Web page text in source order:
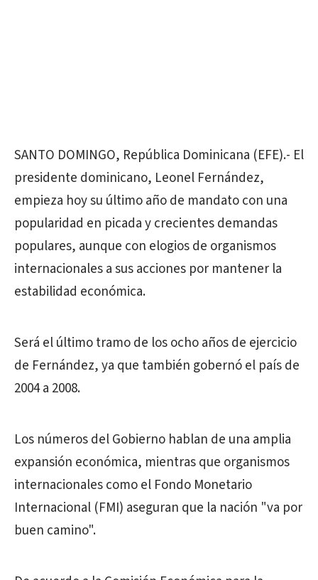
SANTO DOMINGO, República Dominicana (EFE).- El
presidente dominicano, Leonel Fernández,
empieza hoy su último año de mandato con una
popularidad en picada y crecientes demandas
populares, aunque con elogios de organismos
internacionales a sus acciones por mantener la
estabilidad económica.
Será el último tramo de los ocho años de ejercicio
de Fernández, ya que también gobernó el país de
2004 a 2008.
Los números del Gobierno hablan de una amplia
expansión económica, mientras que organismos
internacionales como el Fondo Monetario
Internacional (FMI) aseguran que la nación "va por
buen camino".